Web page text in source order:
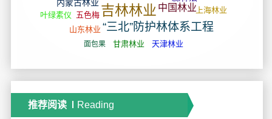
推荐阅读 Reading